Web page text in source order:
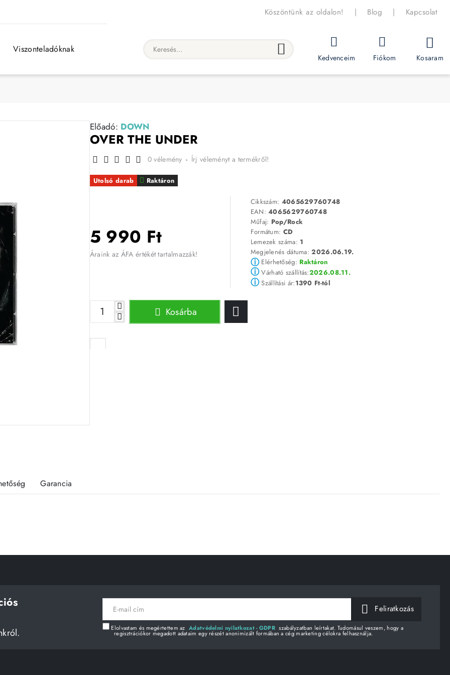
Köszöntünk az oldalon! | Blog | Kapcsolat
Viszonteladóknak Keresés...
Kedvenceim Fiókom Kosaram
Előadó: DOWN
OVER THE UNDER
Raktáron
Utolsó darab
0 vélemény - Írj véleményt a termékről!
5 990 Ft
Áraink az ÁFA értékét tartalmazzák!
Cikkszám: 4065629760748
EAN:4065629760748
Műfaj: Pop/Rock
Formátum: CD
Lemezek száma: 1
Megjelenés dátuma:2026.06.19.
ⓘElérhetőség: Raktáron
ⓘVárható szállítás:2026.08.11.
ⓘSzállítási ár:1390 Ft-tól
Kosárba
Garancia
E-
mail Feliratkozás
Elolvastam és megértettem az Adatvédelmi nyilatkozat - GDPR szabályzatban leírtakat. Tudomásul veszem, hogy a
regisztrációkor megadott adataim egy részét anonimizált formában a cég marketing célokra felhasználja.